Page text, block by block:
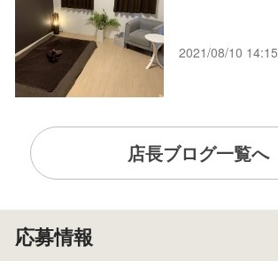
2021/08/10 14:15
店長ブログ一覧へ
応募情報